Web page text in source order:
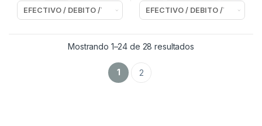
Mostrando 1–24 de 28 resultados
1 2